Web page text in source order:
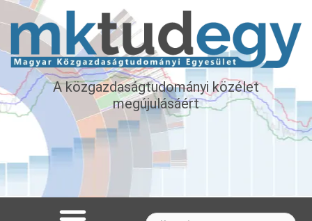
A közgazdaságtudományi közélet
megújulásáért